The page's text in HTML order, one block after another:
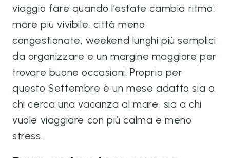
viaggio fare quando l’estate cambia ritmo:
mare più vivibile, città meno
congestionate, weekend lunghi più semplici
da organizzare e un margine maggiore per
trovare buone occasioni. Proprio per
questo Settembre è un mese adatto sia a
chi cerca una vacanza al mare, sia a chi
vuole viaggiare con più calma e meno
stress.